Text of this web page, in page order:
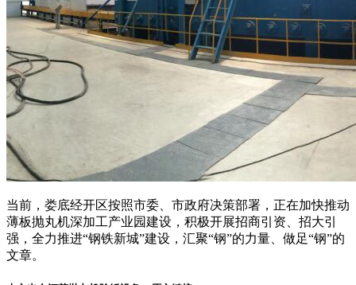
当前，娄底经开区按照市委、市政府决策部署，正在加快推动
薄板抛丸机深加工产业园建设，积极开展招商引资、招大引
强，全力推进“钢铁新城”建设，汇聚“钢”的力量、做足“钢”的
文章。